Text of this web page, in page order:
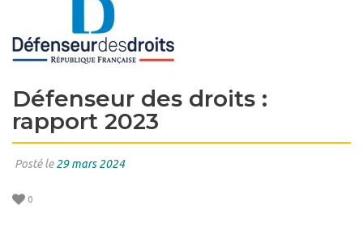
Défenseur des droits :
rapport 2023
Posté le29 mars 2024
0